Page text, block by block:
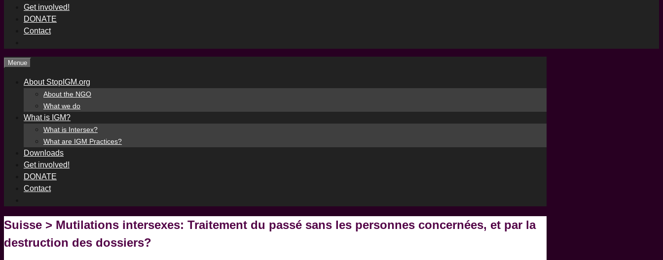
Get involved!
DONATE
Contact
Menue
About StopIGM.org
About the NGO
What we do
What is IGM?
What is Intersex?
What are IGM Practices?
Downloads
Get involved!
DONATE
Contact
Suisse > Mutilations intersexes: Traitement du passé sans les personnes concernées, et par la
destruction des dossiers?